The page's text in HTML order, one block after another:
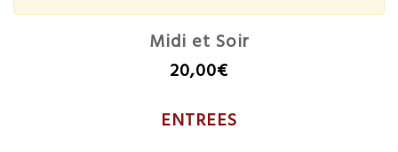
Midi et Soir
20,00€
ENTREES